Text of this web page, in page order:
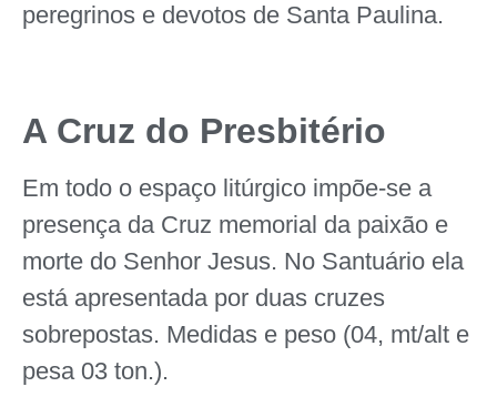
peregrinos e devotos de Santa Paulina.
A Cruz do Presbitério
Em todo o espaço litúrgico impõe-se a
presença da Cruz memorial da paixão e
morte do Senhor Jesus. No Santuário ela
está apresentada por duas cruzes
sobrepostas. Medidas e peso (04, mt/alt e
pesa 03 ton.).